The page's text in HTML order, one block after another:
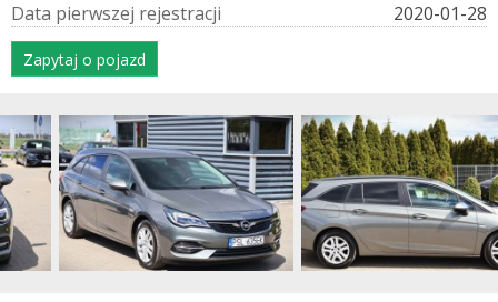
Data pierwszej rejestracji 2020-01-28
Zapytaj o pojazd